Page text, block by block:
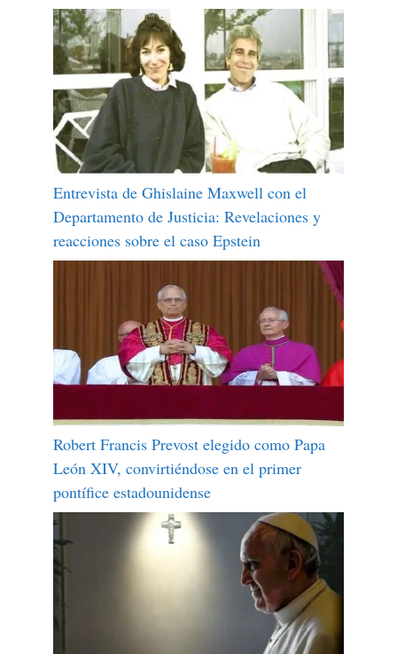
Entrevista de Ghislaine Maxwell con el
Departamento de Justicia: Revelaciones y
reacciones sobre el caso Epstein
Robert Francis Prevost elegido como Papa
León XIV, convirtiéndose en el primer
pontífice estadounidense